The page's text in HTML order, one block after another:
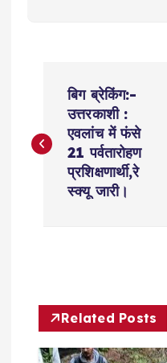
s
v
बिग ब्रेकिंग:-
उत्तरकाशी :
एवलांच में फंसे
21 पर्वतारोहण
प्रशिक्षणार्थी,रे
स्क्यू जारी।
Related Posts